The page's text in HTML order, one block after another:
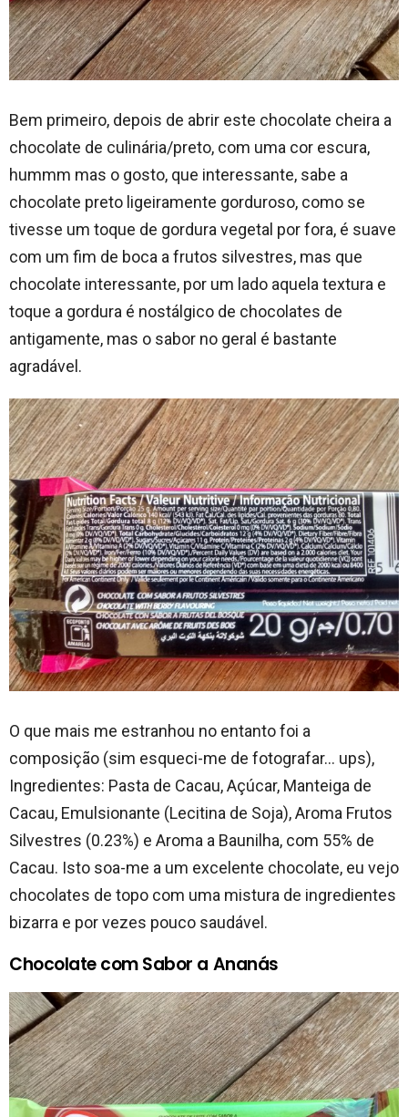
Bem primeiro, depois de abrir este chocolate cheira a
chocolate de culinária/preto, com uma cor escura,
hummm mas o gosto, que interessante, sabe a
chocolate preto ligeiramente gorduroso, como se
tivesse um toque de gordura vegetal por fora, é suave
com um fim de boca a frutos silvestres, mas que
chocolate interessante, por um lado aquela textura e
toque a gordura é nostálgico de chocolates de
antigamente, mas o sabor no geral é bastante
agradável.
O que mais me estranhou no entanto foi a
composição (sim esqueci-me de fotografar… ups),
Ingredientes: Pasta de Cacau, Açúcar, Manteiga de
Cacau, Emulsionante (Lecitina de Soja), Aroma Frutos
Silvestres (0.23%) e Aroma a Baunilha, com 55% de
Cacau. Isto soa-me a um excelente chocolate, eu vejo
chocolates de topo com uma mistura de ingredientes
bizarra e por vezes pouco saudável.
Chocolate com Sabor a Ananás